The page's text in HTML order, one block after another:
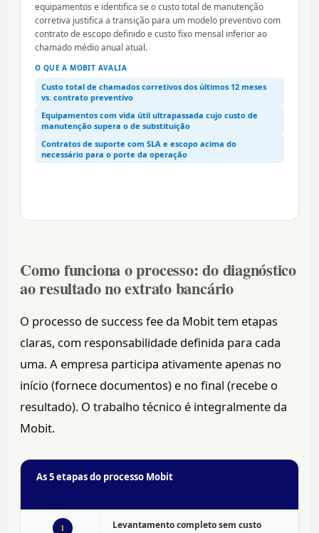
equipamentos e identifica se o custo total de manutenção
corretiva justifica a transição para um modelo preventivo com
contrato de escopo definido e custo fixo mensal inferior ao
chamado médio anual atual.
O QUE A MOBIT AVALIA
Custo total de chamados corretivos dos últimos 12 meses
vs. contrato preventivo
Equipamentos com vida útil ultrapassada cujo custo de
manutenção supera o de substituição
Contratos de suporte com SLA e escopo acima do
necessário para o porte da operação
Como funciona o processo: do diagnóstico
ao resultado no extrato bancário
O processo de success fee da Mobit tem etapas
claras, com responsabilidade definida para cada
uma. A empresa participa ativamente apenas no
início (fornece documentos) e no final (recebe o
resultado). O trabalho técnico é integralmente da
Mobit.
As 5 etapas do processo Mobit
1 Levantamento completo sem custo